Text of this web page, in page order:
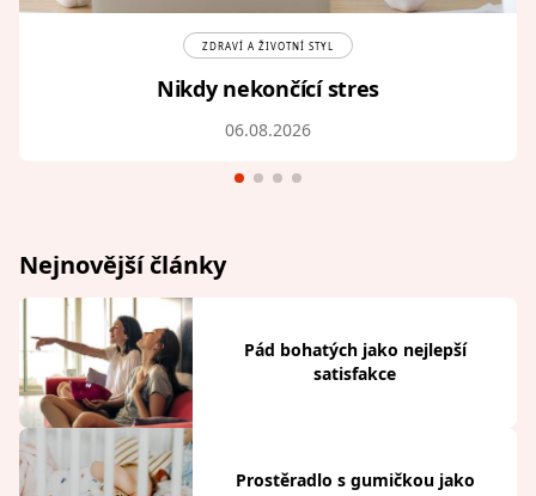
ZDRAVÍ A ŽIVOTNÍ STYL
Nikdy nekončící stres
06.08.2026
Nejnovější články
Pád bohatých jako nejlepší
satisfakce
Prostěradlo s gumičkou jako